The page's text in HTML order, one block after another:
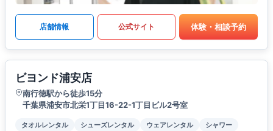
店舗情報 公式サイト 体験・相談予約
ビヨンド浦安店
南行徳駅から徒歩15分
千葉県浦安市北栄1丁目16-22-1丁目ビル2号室
タオルレンタル シューズレンタル ウェアレンタル
シャワー